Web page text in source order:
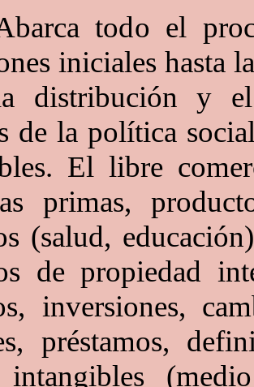
todo el
iniciales hasta
distribución y
de la política
El libre
primas,
(salud,
de propiedad
inversiones,
préstamos,
intangibles